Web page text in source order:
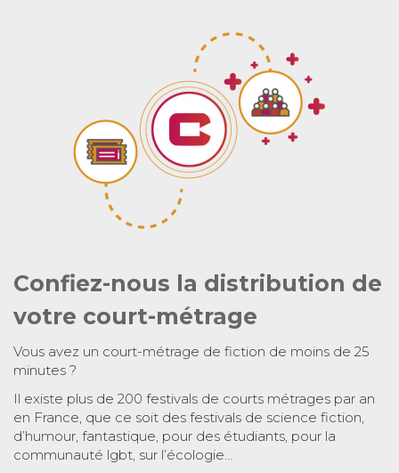
Confiez-nous la distribution de
votre court-métrage
Vous avez un court-métrage de fiction de moins de 25
minutes ?
Il existe plus de 200 festivals de courts métrages par an
en France, que ce soit des festivals de science fiction,
d’humour, fantastique, pour des étudiants, pour la
communauté lgbt, sur l’écologie…